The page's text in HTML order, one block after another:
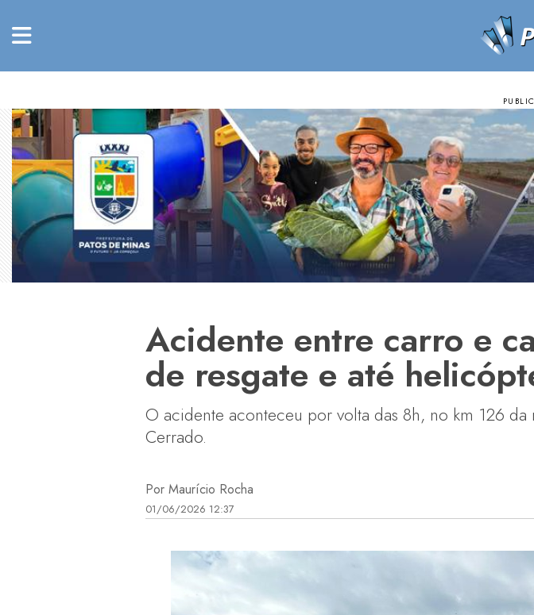
Acidente entre carro e
de resgate e até
O acidente aconteceu por volta das 8h, no km 126
Cerrado.
Por Maurício Rocha
01/06/2026 12:37